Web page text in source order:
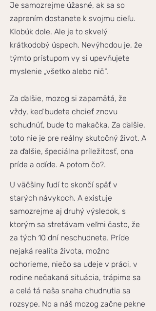
Je samozrejme úžasné, ak sa so
zaprením dostanete k svojmu cieľu.
Klobúk dole. Ale je to skvelý
krátkodobý úspech. Nevýhodou je, že
týmto prístupom vy si upevňujete
myslenie „všetko alebo nič“.
Za ďalšie, mozog si zapamätá, že
vždy, keď budete chcieť znovu
schudnúť, bude to makačka. Za ďalšie,
toto nie je pre reálny skutočný život. A
za ďalšie, špeciálna príležitosť, ona
príde a odíde. A potom čo?.
U väčšiny ľudí to skončí späť v
starých návykoch. A existuje
samozrejme aj druhý výsledok, s
ktorým sa stretávam veľmi často, že
za tých 10 dní neschudnete. Príde
nejaká realita života, možno
ochorieme, niečo sa udeje v práci, v
rodine nečakaná situácia, trápime sa
a celá tá naša snaha chudnutia sa
rozsype. No a náš mozog začne pekne